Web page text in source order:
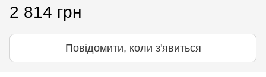
2 814 грн
Повідомити, коли з'явиться